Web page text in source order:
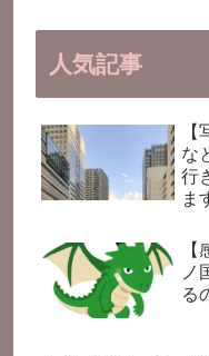
人気記事
な
行
ま
ノ
る